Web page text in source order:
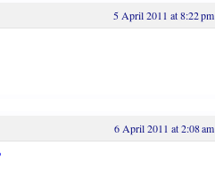
5 April 2011 at 8:22 pm
6 April 2011 at 2:08 am